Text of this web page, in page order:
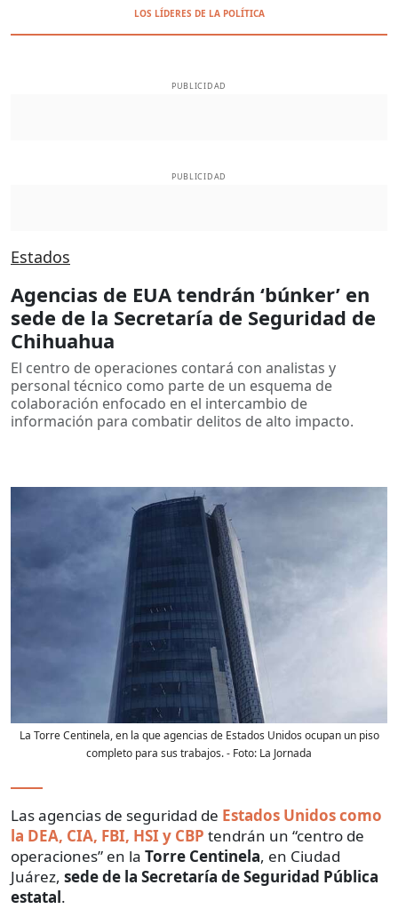
LOS LÍDERES DE LA POLÍTICA
PUBLICIDAD
PUBLICIDAD
Estados
Agencias de EUA tendrán ‘búnker’ en
sede de la Secretaría de Seguridad de
Chihuahua
El centro de operaciones contará con analistas y
personal técnico como parte de un esquema de
colaboración enfocado en el intercambio de
información para combatir delitos de alto impacto.
La Torre Centinela, en la que agencias de Estados Unidos ocupan un piso
completo para sus trabajos.- Foto: La Jornada
Las agencias de seguridad de Estados Unidos como
la DEA, CIA, FBI, HSI y CBP tendrán un “centro de
operaciones” en la Torre Centinela, en Ciudad
Juárez, sede de la Secretaría de Seguridad Pública
estatal.